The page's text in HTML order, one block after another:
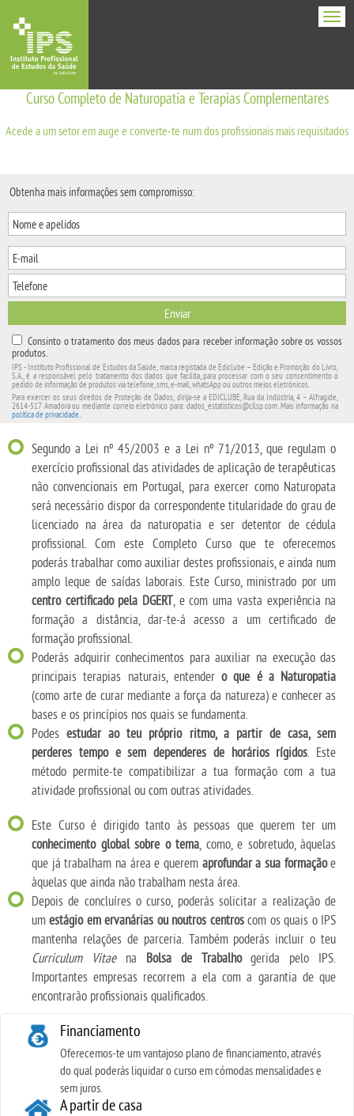
Menú
Curso Completo de Naturopatia e Terapias Complementares
Acede a um setor em auge e converte-te num dos profissionais mais requisitados
Obtenha mais informações sem compromisso:
Enviar
Consinto o tratamento dos meus dados para receber informação sobre os vossos
produtos.
IPS - Instituto Profissional de Estudos da Saúde, marca registada de Ediclube – Edição e Promoção do Livro,
S.A., é a responsável pelo tratamento dos dados que facilita, para processar com o seu consentimento o
pedido de informação de produtos via telefone, sms, e-mail, whatsApp ou outros meios eletrónicos.
Para exercer os seus direitos de Proteção de Dados, dirija-se a EDICLUBE, Rua da Indústria, 4 – Alfragide,
2614-517 Amadora ou mediante correio eletrónico para: dados_estatisticos@cilsp.com. Mais informação na
política de privacidade..
Segundo a Lei nº 45/2003 e a Lei nº 71/2013, que regulam o
exercício profissional das atividades de aplicação de terapêuticas
não convencionais em Portugal, para exercer como Naturopata
será necessário dispor da correspondente titularidade do grau de
licenciado na área da naturopatia e ser detentor de cédula
profissional. Com este Completo Curso que te oferecemos
poderás trabalhar como auxiliar destes profissionais, e ainda num
amplo leque de saídas laborais. Este Curso, ministrado por um
centro certificado pela DGERT , e com uma vasta experiência na
formação a distância, dar-te-á acesso a um certificado de
formação profissional.
Poderás adquirir conhecimentos para auxiliar na execução das
principais terapias naturais, entendero que é a Naturopatia
(como arte de curar mediante a força da natureza) e conhecer as
bases e os princípios nos quais se fundamenta.
Podesestudar ao teu próprio ritmo, a partir de casa, sem
perderes tempo e sem dependeres de horários rígidos . Este
método permite-te compatibilizar a tua formação com a tua
atividade profissional ou com outras atividades.
Este Curso é dirigido tanto às pessoas que querem ter um
conhecimento global sobre o tema , como, e sobretudo, àquelas
que já trabalham na área e querem aprofundar a sua formaçãoe
àquelas que ainda não trabalham nesta área.
Depois de concluíres o curso, poderás solicitar a realização de
umestágio em ervanárias ou noutros centroscom os quais o IPS
mantenha relações de parceria. Também poderás incluir o teu
Curriculum Vitaena Bolsa de Trabalhogerida pelo IPS.
Importantes empresas recorrem a ela com a garantia de que
encontrarão profissionais qualificados.
Financiamento
Oferecemos-te um vantajoso plano de financiamento, através
do qual poderás liquidar o curso em cómodas mensalidades e
sem juros.
A partir de casa